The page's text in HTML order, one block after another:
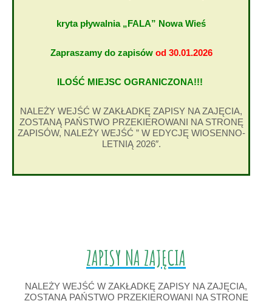
kryta pływalnia „FALA” Nowa Wieś
Zapraszamy do zapisów od 30.01.2026
ILOŚĆ MIEJSC OGRANICZONA!!!
NALEŻY WEJŚĆ W ZAKŁADKĘ ZAPISY NA ZAJĘCIA,
ZOSTANĄ PAŃSTWO PRZEKIEROWANI NA STRONĘ
ZAPISÓW, NALEŻY WEJŚĆ ” W EDYCJĘ WIOSENNO-
LETNIĄ 2026″.
ZAPISY NA ZAJĘCIA
NALEŻY WEJŚĆ W ZAKŁADKĘ ZAPISY NA ZAJĘCIA,
ZOSTANĄ PAŃSTWO PRZEKIEROWANI NA STRONĘ